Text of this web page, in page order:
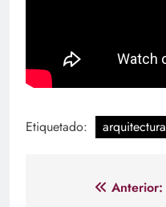
Etiquetado: arquitectura
Navegación
Anterior: